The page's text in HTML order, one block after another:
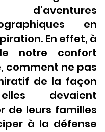
d’aventures
en
En effet, à
notre confort
comment ne pas
de la façon
devaient
de leurs familles
à la défense